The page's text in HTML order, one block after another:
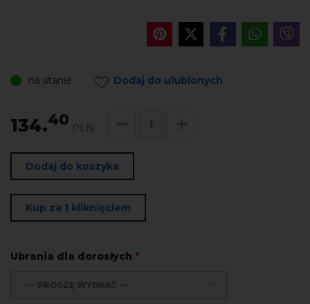
na stanie Dodaj do ulubionych
134.40 PLN
Dodaj do koszyka
Kup za 1 kliknięciem
Ubrania dla dorosłych *
--- PROSZĘ WYBRAĆ ---